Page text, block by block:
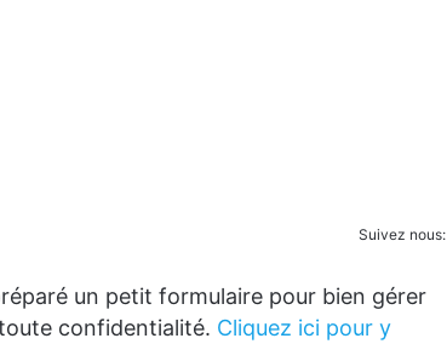
Suivez nous:
un petit formulaire pour bien gérer
confidentialité. Cliquez ici pour y